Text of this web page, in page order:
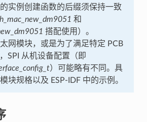
实例创建函数的后缀须保持一致
和
搭配使用）。
网模块，或是为了满足特定 PCB
，SPI 从机设备配置（即
）可能略有不同。具
块规格以及 ESP-IDF 中的示例。